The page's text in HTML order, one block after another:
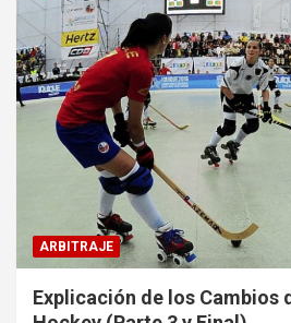
ARBITRAJE
Explicación de los Cambios